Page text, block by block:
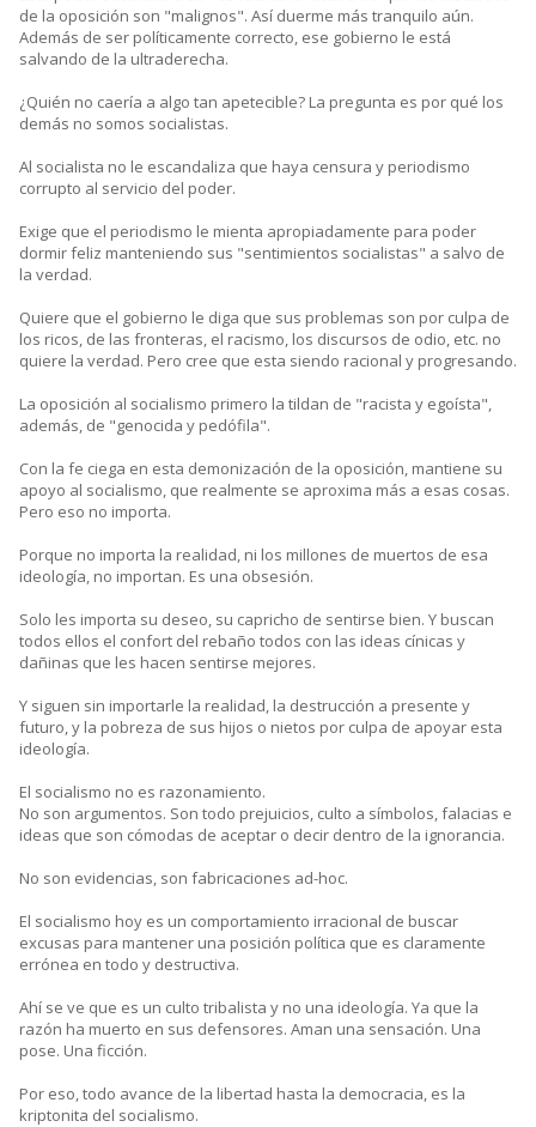
de la oposición son "malignos". Así duerme más tranquilo aún.
Además de ser políticamente correcto, ese gobierno le está
salvando de la ultraderecha.
¿Quién no caería a algo tan apetecible? La pregunta es por qué los
demás no somos socialistas.
Al socialista no le escandaliza que haya censura y periodismo
corrupto al servicio del poder.
Exige que el periodismo le mienta apropiadamente para poder
dormir feliz manteniendo sus "sentimientos socialistas" a salvo de
la verdad.
Quiere que el gobierno le diga que sus problemas son por culpa de
los ricos, de las fronteras, el racismo, los discursos de odio, etc. no
quiere la verdad. Pero cree que esta siendo racional y progresando.
La oposición al socialismo primero la tildan de "racista y egoísta",
además, de "genocida y pedófila".
Con la fe ciega en esta demonización de la oposición, mantiene su
apoyo al socialismo, que realmente se aproxima más a esas cosas.
Pero eso no importa.
Porque no importa la realidad, ni los millones de muertos de esa
ideología, no importan. Es una obsesión.
Solo les importa su deseo, su capricho de sentirse bien. Y buscan
todos ellos el confort del rebaño todos con las ideas cínicas y
dañinas que les hacen sentirse mejores.
Y siguen sin importarle la realidad, la destrucción a presente y
futuro, y la pobreza de sus hijos o nietos por culpa de apoyar esta
ideología.
El socialismo no es razonamiento.
No son argumentos. Son todo prejuicios, culto a símbolos, falacias e
ideas que son cómodas de aceptar o decir dentro de la ignorancia.
No son evidencias, son fabricaciones ad-hoc.
El socialismo hoy es un comportamiento irracional de buscar
excusas para mantener una posición política que es claramente
errónea en todo y destructiva.
Ahí se ve que es un culto tribalista y no una ideología. Ya que la
razón ha muerto en sus defensores. Aman una sensación. Una
pose. Una ficción.
Por eso, todo avance de la libertad hasta la democracia, es la
kriptonita del socialismo.